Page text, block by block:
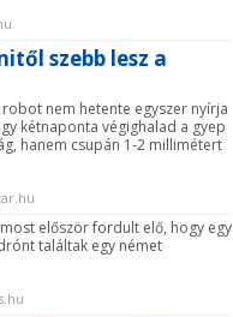
szebb lesz a
nem hetente egyszer nyírja
kétnaponta végighalad a gyep
hanem csupán 1-2 millimétert
először fordult elő, hogy egy
találtak egy német